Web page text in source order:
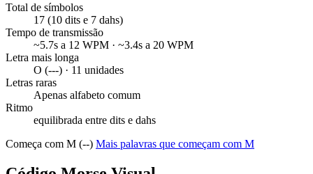
Total de símbolos
17 (10 dits e 7 dahs)
Tempo de transmissão
~5.7s a 12 WPM · ~3.4s a 20 WPM
Letra mais longa
O (---) · 11 unidades
Letras raras
Apenas alfabeto comum
Ritmo
equilibrada entre dits e dahs
Começa com M (--) Mais palavras que começam com M